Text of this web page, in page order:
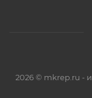
2026 © mkrep.ru -